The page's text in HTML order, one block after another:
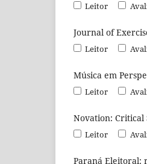
Leitor
Journal of
Leitor
Música em
Leitor
Novation: Critical
Leitor
Paraná Eleitoral: